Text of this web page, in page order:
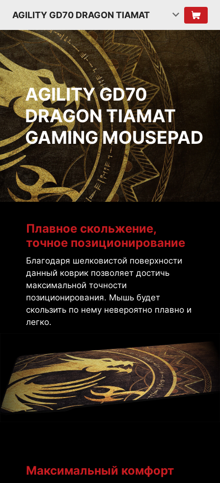
AGILITY GD70 DRAGON TIAMAT
AGILITY GD70
DRAGON TIAMAT
GAMING MOUSEPAD
Плавное скольжение,
точное позиционирование
Благодаря шелковистой поверхности
данный коврик позволяет достичь
максимальной точности
позиционирования. Мышь будет
скользить по нему невероятно плавно и
легко.
Максимальный комфорт